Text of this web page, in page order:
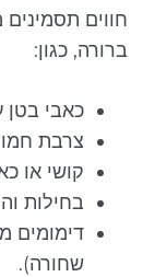
חווים
ברורה, כגון:
כאבי בטן
צרבת
קושי או
בחילות
דימומים
שחורה).